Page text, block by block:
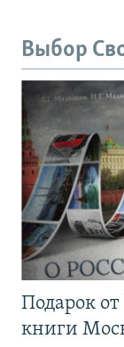
Выбор
Подарок
книги